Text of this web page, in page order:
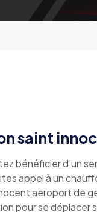
saint
bénéficier d’un
appel à un
aeroport de
pour se déplacer